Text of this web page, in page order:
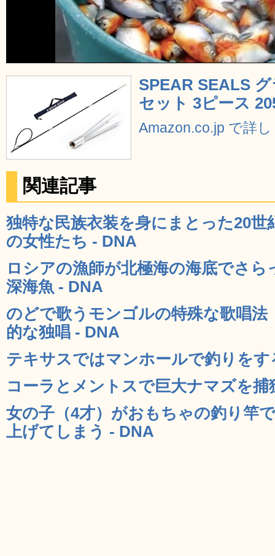
SPEAR SEALS
セット 3ピース
Amazon.co.jp で詳
関連記事
独特な民族衣装を身にまとった20
の女性たち - DNA
ロシアの漁師が北極海の海底でさ
深海魚 - DNA
のどで歌うモンゴルの特殊な歌唱法
的な独唱 - DNA
テキサスではマンホールで釣りを
コーラとメントスで巨大ナマズを
女の子（4才）がおもちゃの釣り竿
上げてしまう - DNA